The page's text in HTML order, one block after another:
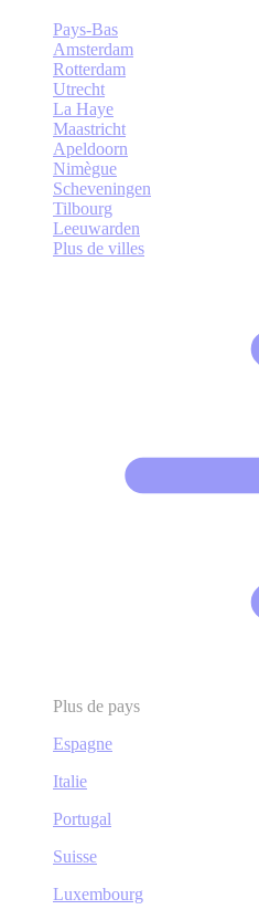
Pays-Bas
Amsterdam
Rotterdam
Utrecht
La Haye
Maastricht
Apeldoorn
Nimègue
Scheveningen
Tilbourg
Leeuwarden
Plus de villes
Plus de pays
Espagne
Italie
Portugal
Suisse
Luxembourg